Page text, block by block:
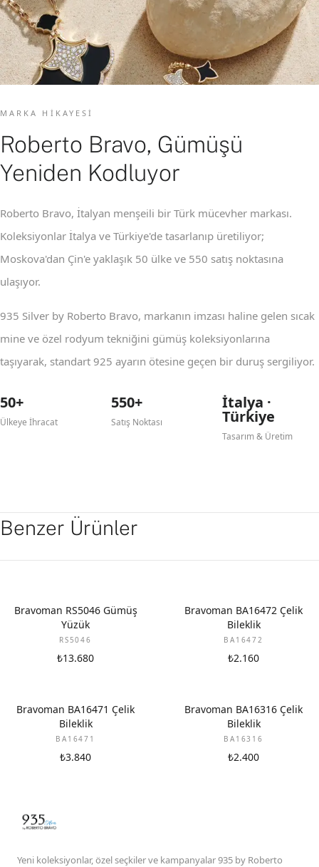
MARKA HIKAYESI
Roberto Bravo, Gümüşü
Yeniden Kodluyor
Roberto Bravo, İtalyan menşeili bir Türk mücevher markası.
Koleksiyonlar İtalya ve Türkiye'de tasarlanıp üretiliyor;
Moskova'dan Çin'e yaklaşık 50 ülke ve 550 satış noktasına
ulaşıyor.
935 Silver by Roberto Bravo, markanın imzası haline gelen sıcak
mine ve özel rodyum tekniğini gümüş koleksiyonlarına
taşıyarak, standart 925 ayarın ötesine geçen bir duruş sergiliyor.
50+
Ülkeye İhracat
550+
Satış Noktası
İtalya ·
Türkiye
Tasarım & Üretim
Benzer Ürünler
Bravoman RS5046 Gümüş
Yüzük
RS5046
₺13.680
Bravoman BA16472 Çelik
Bileklik
BA16472
₺2.160
Bravoman BA16471 Çelik
Bileklik
BA16471
₺3.840
Bravoman BA16316 Çelik
Bileklik
BA16316
₺2.400
Yeni koleksiyonlar, özel seçkiler ve kampanyalar 935 by Roberto